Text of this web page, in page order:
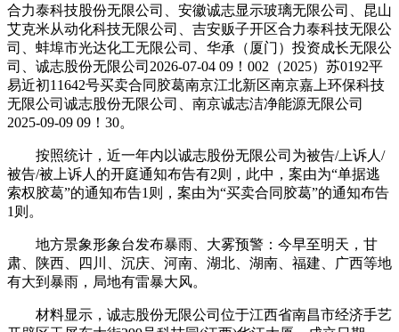
合力泰科技股份无限公司、安徽诚志显示玻璃无限公司、昆山
艾克米从动化科技无限公司、吉安贩子开区合力泰科技无限公
司、蚌埠市光达化工无限公司、华承（厦门）投资成长无限公
司、诚志股份无限公司2026-07-04 09！002（2025）苏0192平
易近初11642号买卖合同胶葛南京江北新区南京嘉上环保科技
无限公司诚志股份无限公司、南京诚志洁净能源无限公司
2025-09-09 09！30。
按照统计，近一年内以诚志股份无限公司为被告/上诉人/
被告/被上诉人的开庭通知布告有2则，此中，案由为“单据逃
索权胶葛”的通知布告1则，案由为“买卖合同胶葛”的通知布告
1则。
地方景象形象台发布暴雨、大雾预警：今早至明天，甘
肃、陕西、四川、沉庆、河南、湖北、湖南、福建、广西等地
有大到暴雨，局地有雷暴大风。
材料显示，诚志股份无限公司位于江西省南昌市经济手艺